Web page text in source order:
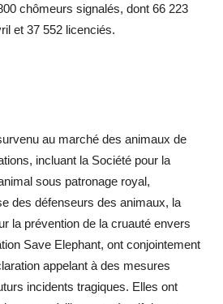
chômeurs signalés, dont 66 223
et 37 552 licenciés.
au marché des animaux de
incluant la Société pour la
sous patronage royal,
des défenseurs des animaux, la
la prévention de la cruauté envers
Save Elephant, ont conjointement
appelant à des mesures
incidents tragiques. Elles ont